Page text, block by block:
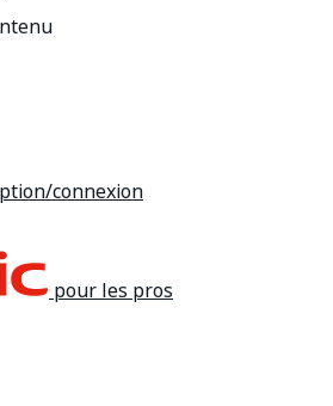
connexion
pour les pros